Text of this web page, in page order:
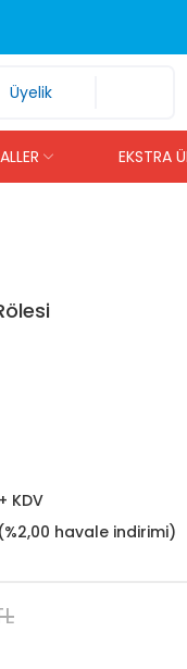
Üyelik
EKSTRA
KDV
havale indirimi)